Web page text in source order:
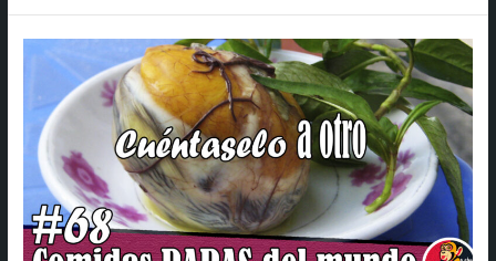
Comidas
RARAS
del
mundo